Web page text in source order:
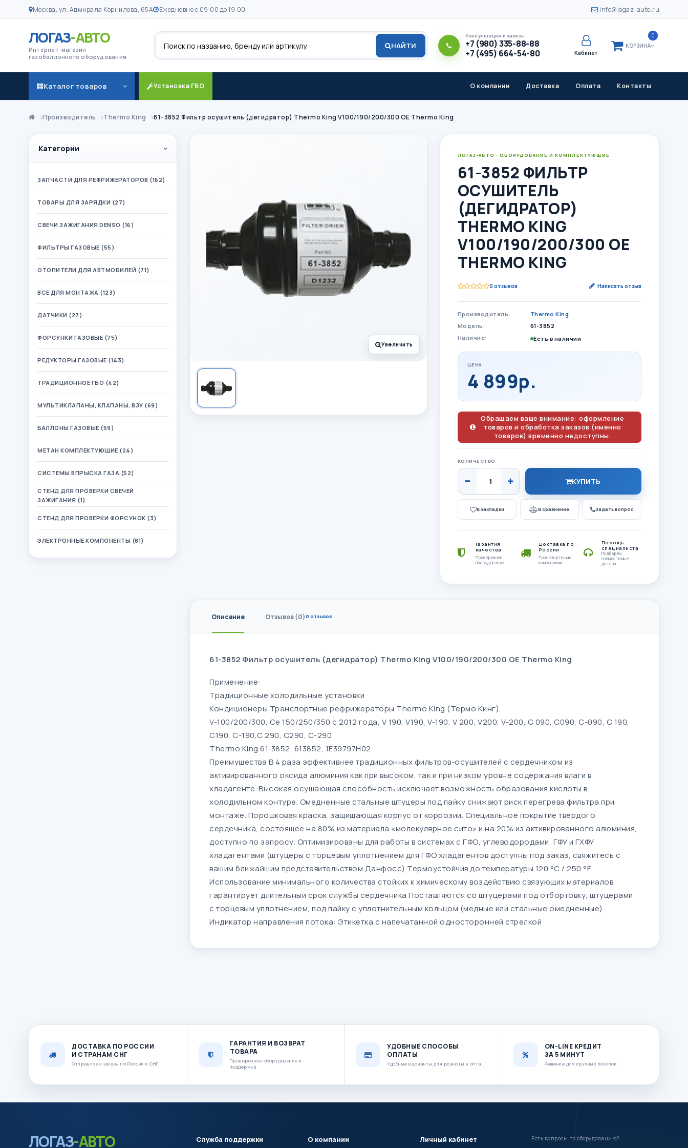
Москва, ул. Адмирала Корнилова, 65А Ежедневно с 09:00 до 19:00 info@logaz-auto.ru
ЛОГАЗ-АВТО
Интернет-магазин
газобаллонного оборудования
НАЙТИ
Консультация и заказы
+7 (980) 335-88-88
+7 (495) 664-54-80
Кабинет
КОРЗИНА
0
Каталог товаров Установка ГБО О компании Доставка Оплата Контакты
Производитель Thermo King 61-3852 Фильтр осушитель (дегидратор) Thermo King V100/190/200/300 OE Thermo King
Категории
ЗАПЧАСТИ ДЛЯ РЕФРИЖЕРАТОРОВ (162)
ТОВАРЫ ДЛЯ ЗАРЯДКИ (27)
СВЕЧИ ЗАЖИГАНИЯ DENSO (16)
ФИЛЬТРЫ ГАЗОВЫЕ (55)
ОТОПИТЕЛИ ДЛЯ АВТМОБИЛЕЙ (71)
ВСЕ ДЛЯ МОНТАЖА (123)
ДАТЧИКИ (27)
ФОРСУНКИ ГАЗОВЫЕ (75)
РЕДУКТОРЫ ГАЗОВЫЕ (143)
ТРАДИЦИОННОЕ ГБО (42)
МУЛЬТИКЛАПАНЫ, КЛАПАНЫ, ВЗУ (69)
БАЛЛОНЫ ГАЗОВЫЕ (59)
МЕТАН КОМПЛЕКТУЮЩИЕ (24)
СИСТЕМЫ ВПРЫСКА ГАЗА (52)
СТЕНД ДЛЯ ПРОВЕРКИ СВЕЧЕЙ
ЗАЖИГАНИЯ (1)
СТЕНД ДЛЯ ПРОВЕРКИ ФОРСУНОК (3)
ЭЛЕКТРОННЫЕ КОМПОНЕНТЫ (81)
Увеличить
ЛОГАЗ-АВТО · ОБОРУДОВАНИЕ И КОМПЛЕКТУЮЩИЕ
61-3852 ФИЛЬТР
ОСУШИТЕЛЬ
(ДЕГИДРАТОР)
THERMO KING
V100/190/200/300 OE
THERMO KING
0 отзывов Написать отзыв
Производитель:
Thermo King
Модель:
61-3852
Наличие:
Есть в наличии
ЦЕНА
4 899р.
Обращаем ваше внимание: оформление
товаров и обработка заказов (именно
товаров) временно недоступны.
КОЛИЧЕСТВО
КУПИТЬ
В закладки В сравнение Задать вопрос
Гарантия
качества
Проверенное
оборудование
Доставка по
России
Транспортными
компаниями
Помощь
специалиста
Подберём
совместимые
детали
Описание Отзывов (0)0 отзывов
61-3852 Фильтр осушитель (дегидратор) Thermo King V100/190/200/300 OE Thermo King
Применение:
Традиционные холодильные установки
Кондиционеры Транспортные рефрижераторы Thermo King (Термо Кинг),
V-100/200/300, Ce 150/250/350 c 2012 года, V 190, V190, V-190, V 200, V200, V-200, C 090, C090, C-090, C 190,
C190, C-190,C 290, C290, C-290
Thermo King 61-3852, 613852, 1E39797H02
Преимущества В 4 раза эффективнее традиционных фильтров-осушителей с сердечником из
активированного оксида алюминия как при высоком, так и при низком уровне содержания влаги в
хладагенте. Высокая осушающая способность исключает возможность образования кислоты в
холодильном контуре. Омедненные стальные штуцеры под пайку снижают риск перегрева фильтра при
монтаже. Порошковая краска, защищающая корпус от коррозии. Специальное покрытие твердого
сердечника, состоящее на 80% из материала «молекулярное сито» и на 20% из активированного алюминия,
доступно по запросу. Оптимизированы для работы в системах с ГФО, углеводородами, ГФУ и ГХФУ
хладагентами (штуцеры с торцевым уплотнением для ГФО хладагентов доступны под заказ, свяжитесь с
вашим ближайшим представительством Данфосс) Термоустойчив до температуры 120 °C / 250 °F
Использование минимального количества стойких к химическому воздействию связующих материалов
гарантирует длительный срок службы сердечника Поставляются со штуцерами под отбортовку, штуцерами
с торцевым уплотнением, под пайку с уплотнительным кольцом (медные или стальные омедненные).
Индикатор направления потока: Этикетка с напечатанной односторонней стрелкой
ДОСТАВКА ПО РОССИИ
И СТРАНАМ СНГ
Отправляем заказы по России и СНГ
ГАРАНТИЯ И ВОЗВРАТ
ТОВАРА
Проверенное оборудование и
поддержка
УДОБНЫЕ СПОСОБЫ
ОПЛАТЫ
Удобные варианты для розницы и опта
ON-LINE КРЕДИТ
ЗА 5 МИНУТ
Решение для крупных покупок
ЛОГАЗ-АВТО Служба поддержки О компании Личный кабинет Есть вопросы по оборудованию?